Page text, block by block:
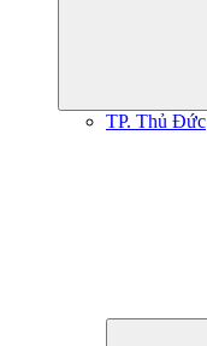
TP. Thủ Đức